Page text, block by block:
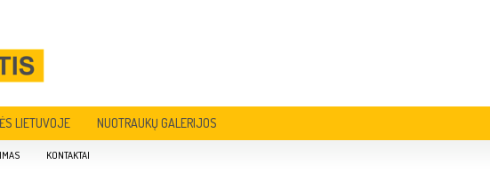
LIETUVOJE NUOTRAUKŲ GALERIJOS
KONTAKTAI